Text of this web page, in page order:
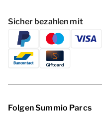
Sicher bezahlen mit
Folgen Summio Parcs